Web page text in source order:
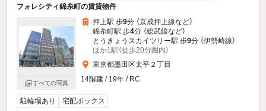
フォレシティ錦糸町の賃貸物件
すべての写真
押上駅 歩9分 （京成押上線など）
錦糸町駅 歩4分 （総武線など）
とうきょうスカイツリー駅 歩9分 （伊勢崎線）
ほか1駅（徒歩20分圏内）
東京都墨田区太平２丁目
14階建 / 19年 / RC
駐輪場あり 宅配ボックス